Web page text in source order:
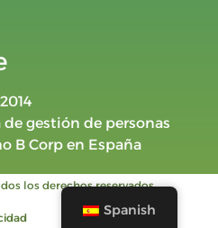
2014
gestión de personas
B Corp en España
los derechos reservados.
Aviso legalSpanish